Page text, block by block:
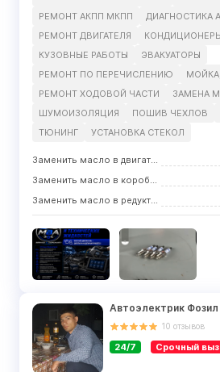
РЕМОНТ АКПП МКПП
ДИАГНОСТИКА
РЕМОНТ ДВИГАТЕЛЯ
КУЗОВНЫЕ РАБОТЫ
ЭВАКУАТОРЫ
РЕМОНТ ПО ПЕРЕЧИСЛЕНИЮ
РЕМОНТ ХОДOВОЙ ЧАСТИ
ЗАМЕНА
ШУМОИЗОЛЯЦИЯ
ПОШИВ ЧЕХЛОВ
ТЮНИНГ
УСТАНОВКА СТЕКОЛ
Заменить масло в двигателе
Заменить масло в коробке передач
Заменить масло в редукторе
Автоэлектрик Фозил
10 отзывов
24/7 Срочный